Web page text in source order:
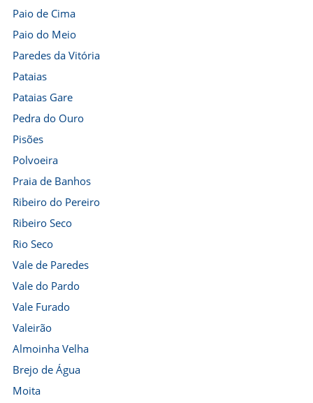
Paio de Cima
Paio do Meio
Paredes da Vitória
Pataias
Pataias Gare
Pedra do Ouro
Pisões
Polvoeira
Praia de Banhos
Ribeiro do Pereiro
Ribeiro Seco
Rio Seco
Vale de Paredes
Vale do Pardo
Vale Furado
Valeirão
Almoinha Velha
Brejo de Água
Moita